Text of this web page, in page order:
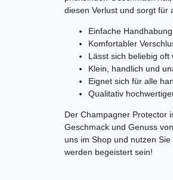
diesen Verlust und sorgt für
Einfache
Komfortabler
Lässt sich beliebig oft
Klein, handlich und
Eignet sich für alle
Qualitativ
Der Champagner Protector
Geschmack und Genuss
uns im Shop und nutzen
werden begeistert sein!